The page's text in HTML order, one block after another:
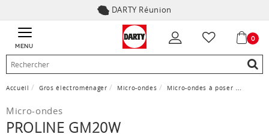
DARTY Réunion
MENU
0
Accueil Gros électroménager Micro-ondes Micro-ondes à poser
Micro-ondes
PROLINE GM20W